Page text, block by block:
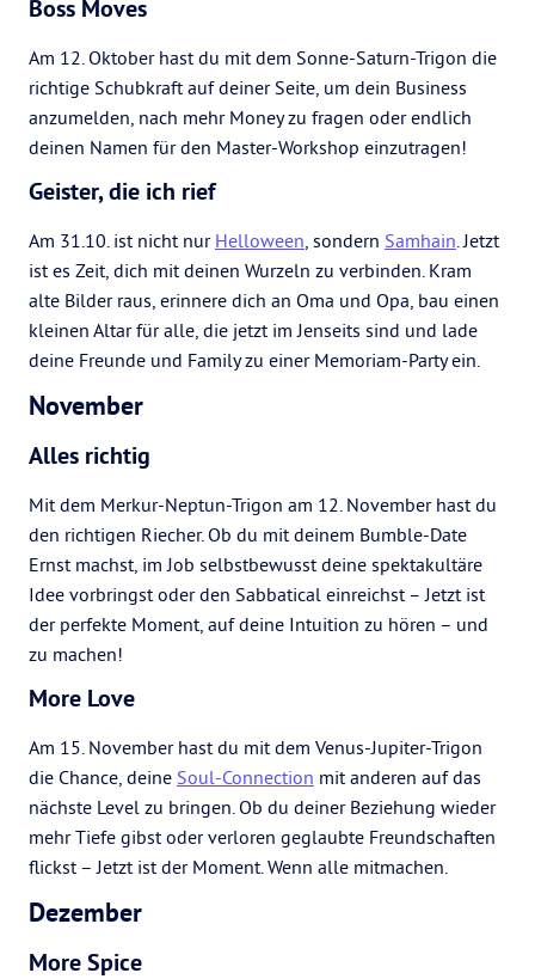
Boss Moves
Am 12. Oktober hast du mit dem Sonne-Saturn-Trigon die
richtige Schubkraft auf deiner Seite, um dein Business
anzumelden, nach mehr Money zu fragen oder endlich
deinen Namen für den Master-Workshop einzutragen!
Geister, die ich rief
Am 31.10. ist nicht nur Helloween, sondern Samhain. Jetzt
ist es Zeit, dich mit deinen Wurzeln zu verbinden. Kram
alte Bilder raus, erinnere dich an Oma und Opa, bau einen
kleinen Altar für alle, die jetzt im Jenseits sind und lade
deine Freunde und Family zu einer Memoriam-Party ein.
November
Alles richtig
Mit dem Merkur-Neptun-Trigon am 12. November hast du
den richtigen Riecher. Ob du mit deinem Bumble-Date
Ernst machst, im Job selbstbewusst deine spektakultäre
Idee vorbringst oder den Sabbatical einreichst – Jetzt ist
der perfekte Moment, auf deine Intuition zu hören – und
zu machen!
More Love
Am 15. November hast du mit dem Venus-Jupiter-Trigon
die Chance, deine Soul-Connection mit anderen auf das
nächste Level zu bringen. Ob du deiner Beziehung wieder
mehr Tiefe gibst oder verloren geglaubte Freundschaften
flickst – Jetzt ist der Moment. Wenn alle mitmachen.
Dezember
More Spice